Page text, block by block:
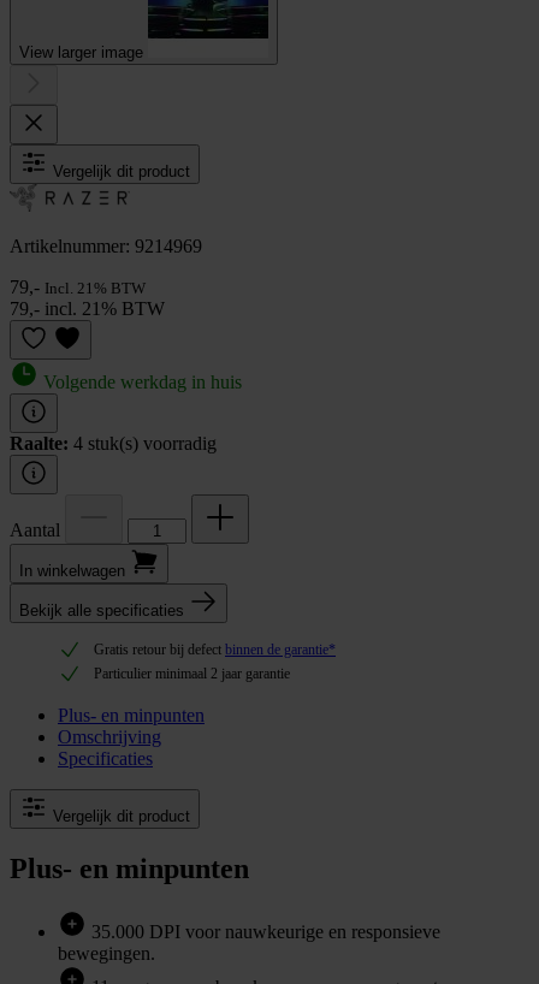
View larger image
Vergelijk dit product
Artikelnummer: 9214969
79,- Incl. 21% BTW
79,- incl. 21% BTW
Volgende werkdag in huis
Raalte: 4 stuk(s) voorradig
Aantal
In winkel­wagen
Bekijk alle specificaties
Gratis retour bij defect binnen de garantie*
Particulier minimaal 2 jaar garantie
Plus- en minpunten
Omschrijving
Specificaties
Vergelijk dit product
Plus- en minpunten
35.000 DPI voor nauwkeurige en responsieve
bewegingen.